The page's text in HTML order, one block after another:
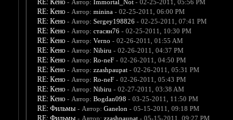
RE: Кено - Автор: Immortal_Not- 02-25-2011, 05:56 PM
RE: Кено - Автор: minina- 02-25-2011, 06:00 PM
RE: Кено - Автор: Sergey198826- 02-25-2011, 07:41 PM
RE: Кено - Автор: стасян76- 02-25-2011, 10:30 PM
RE: Кено - Автор: Verno - 02-26-2011, 01:55 AM
RE: Кено - Автор: Nibiru - 02-26-2011, 04:37 PM
RE: Кено - Автор: Ro-neF- 02-26-2011, 04:50 PM
RE: Кено - Автор: zzashpaupat- 02-26-2011, 05:31 PM
RE: Кено - Автор: Ro-neF- 02-26-2011, 05:43 PM
RE: Кено - Автор: Nibiru - 02-27-2011, 03:38 AM
RE: Кено - Автор: Bogdan098 - 03-25-2011, 11:50 PM
RE: Фильмы - Автор: Ganelon - 05-15-2011, 09:18 PM
RE: Фильмы - Автор: zzashpaupat- 05-15-2011, 09:27 PM